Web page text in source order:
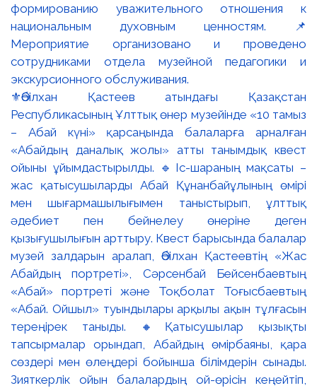
⚜️Әбілхан Қастеев атындағы Қазақстан
Республикасының Ұлттық өнер музейінде «10 тамыз
– Абай күні» қарсаңында балаларға арналған
«Абайдың даналық жолы» атты танымдық квест
ойыны ұйымдастырылды. 🔹Іс-шараның мақсаты –
жас қатысушыларды Абай Құнанбайұлының өмірі
мен шығармашылығымен таныстырып, ұлттық
әдебиет пен бейнелеу өнеріне деген
қызығушылығын арттыру. Квест барысында балалар
музей залдарын аралап, Әбілхан Қастеевтің «Жас
Абайдың портреті», Сәрсенбай Бейсенбаевтың
«Абай» портреті және Тоқболат Тоғысбаевтың
«Абай. Ойшыл» туындылары арқылы ақын тұлғасын
тереңірек таныды. 🔸Қатысушылар қызықты
тапсырмалар орындап, Абайдың өмірбаяны, қара
сөздері мен өлеңдері бойынша білімдерін сынады.
Зияткерлік ойын балалардың ой-өрісін кеңейтіп,